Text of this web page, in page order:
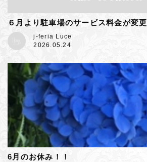
６月より駐車場のサービス料金が変更
j-feria Luce
2026.05.24
6月のお休み！！